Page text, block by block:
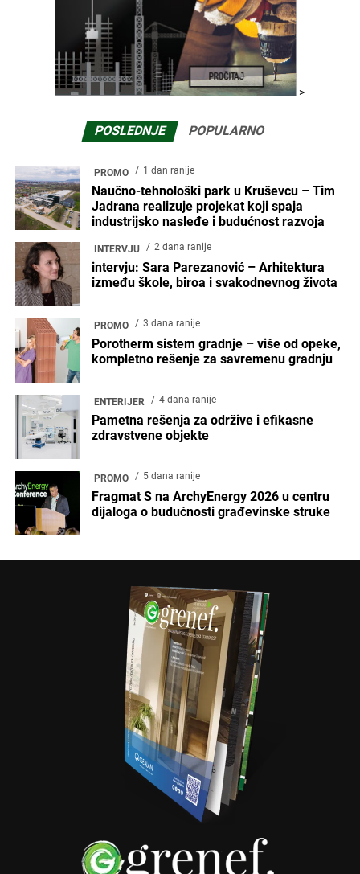
>
POSLEDNJE POPULARNO
PROMO 1 dan ranije
Naučno-tehnološki park u Kruševcu – Tim
Jadrana realizuje projekat koji spaja
industrijsko nasleđe i budućnost razvoja
INTERVJU 2 dana ranije
intervju: Sara Parezanović – Arhitektura
između škole, biroa i svakodnevnog života
PROMO 3 dana ranije
Porotherm sistem gradnje – više od opeke,
kompletno rešenje za savremenu gradnju
ENTERIJER 4 dana ranije
Pametna rešenja za održive i efikasne
zdravstvene objekte
PROMO 5 dana ranije
Fragmat S na ArchyEnergy 2026 u centru
dijaloga o budućnosti građevinske struke